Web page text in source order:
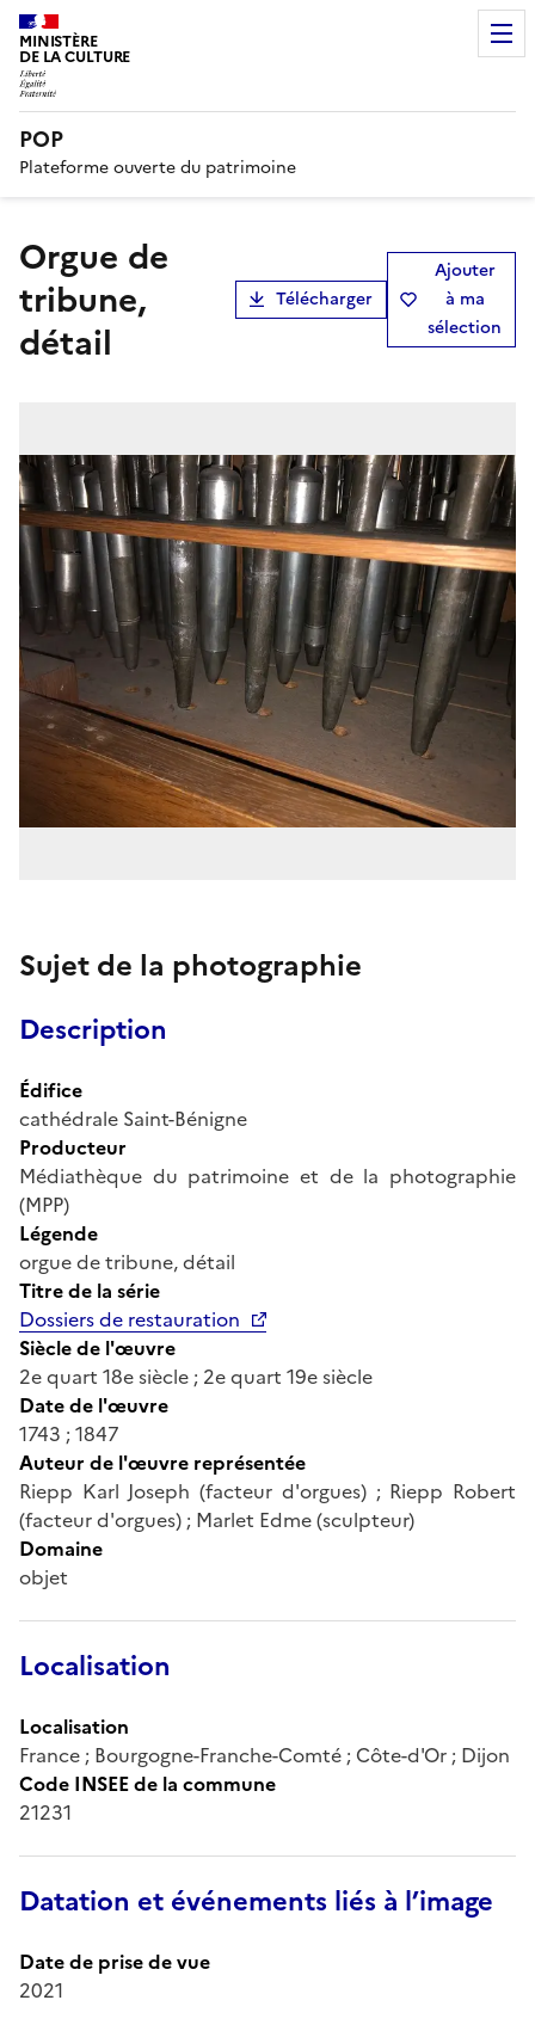
MINISTÈRE
DE LA CULTURE
POP
Plateforme ouverte du patrimoine
orgue de
tribune,
détail
Télécharger
Ajouter
à ma
sélection
Sujet de la photographie
Description
Édifice
cathédrale Saint-Bénigne
Producteur
Médiathèque du patrimoine et de la photographie
(MPP)
Légende
orgue de tribune, détail
Titre de la série
Dossiers de restauration
Siècle de l'œuvre
2e quart 18e siècle ; 2e quart 19e siècle
Date de l'œuvre
1743 ; 1847
Auteur de l'œuvre représentée
Riepp Karl Joseph (facteur d'orgues) ; Riepp Robert
(facteur d'orgues) ; Marlet Edme (sculpteur)
Domaine
objet
Localisation
Localisation
France ; Bourgogne-Franche-Comté ; Côte-d'Or ; Dijon
Code INSEE de la commune
21231
Datation et événements liés à l’image
Date de prise de vue
2021